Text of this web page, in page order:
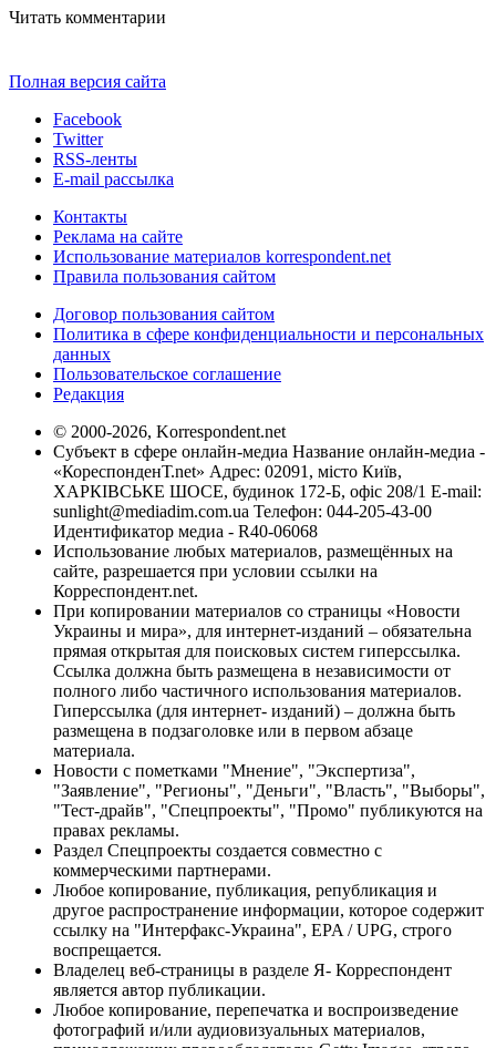
Читать комментарии
Полная версия сайта
Facebook
Twitter
RSS-ленты
E-mail рассылка
Контакты
Реклама на сайте
Использование материалов korrespondent.net
Правила пользования сайтом
Договор пользования сайтом
Политика в сфере конфиденциальности и персональных
данных
Пользовательское соглашение
Редакция
© 2000-2026, Korrespondent.net
Субъект в сфере онлайн-медиа Название онлайн-медиа -
«КореспонденТ.net» Адрес: 02091, місто Київ,
ХАРКІВСЬКЕ ШОСЕ, будинок 172-Б, офіс 208/1 E-mail:
sunlight@mediadim.com.ua Телефон: 044-205-43-00
Идентификатор медиа - R40-06068
Использование любых материалов, размещённых на
сайте, разрешается при условии ссылки на
Корреспондент.net.
При копировании материалов со страницы «Новости
Украины и мира», для интернет-изданий – обязательна
прямая открытая для поисковых систем гиперссылка.
Ссылка должна быть размещена в независимости от
полного либо частичного использования материалов.
Гиперссылка (для интернет- изданий) – должна быть
размещена в подзаголовке или в первом абзаце
материала.
Новости с пометками "Мнение", "Экспертиза",
"Заявление", "Регионы", "Деньги", "Власть", "Выборы",
"Тест-драйв", "Спецпроекты", "Промо" публикуются на
правах рекламы.
Раздел Спецпроекты создается совместно с
коммерческими партнерами.
Любое копирование, публикация, републикация и
другое распространение информации, которое содержит
ссылку на "Интерфакс-Украина", EPA / UPG, строго
воспрещается.
Владелец веб-страницы в разделе Я- Корреспондент
является автор публикации.
Любое копирование, перепечатка и воспроизведение
фотографий и/или аудиовизуальных материалов,